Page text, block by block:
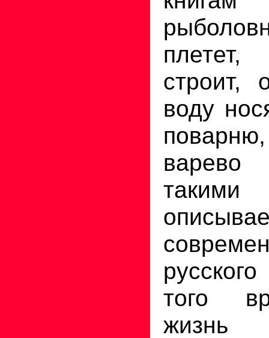
строит,
воду
того
жизнь